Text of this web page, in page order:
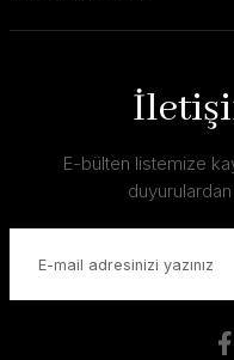
E-bülten listemize